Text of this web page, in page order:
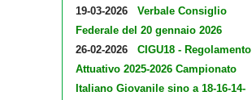
19-03-2026
Verbale Consiglio
Federale del 20 gennaio 2026
26-02-2026
CIGU18 - Regolamento
Attuativo 2025-2026 Campionato
Italiano Giovanile sino a 18-16-14-